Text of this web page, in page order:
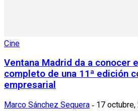
Cine
Ventana Madrid da a conocer
completo de una 11ª edición
empresarial
Marco Sánchez Sequera - 17 octubre,